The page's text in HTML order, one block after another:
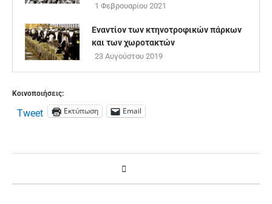
1 Φεβρουαρίου 2021
Εναντίον των κτηνοτροφικών πάρκων
και των χωροτακτών
23 Αυγούστου 2019
Κοινοποιήσεις:
Tweet Εκτύπωση Email